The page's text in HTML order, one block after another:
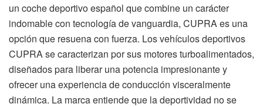
un coche deportivo español que combine un carácter
indomable con tecnología de vanguardia, CUPRA es una
opción que resuena con fuerza. Los vehículos deportivos
CUPRA se caracterizan por sus motores turboalimentados,
diseñados para liberar una potencia impresionante y
ofrecer una experiencia de conducción visceralmente
dinámica. La marca entiende que la deportividad no se